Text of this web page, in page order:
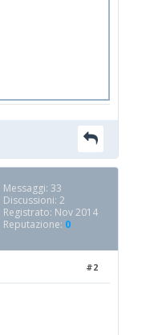
Messaggi: 33
Discussioni: 2
Registrato: Nov 2014
Reputazione: 0
#2